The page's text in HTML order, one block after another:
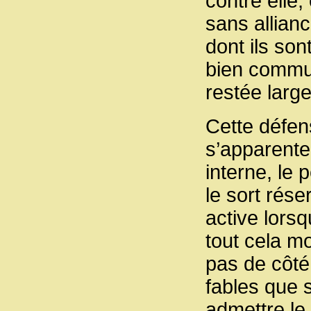
sans
dont ils
bien
restée
Cette
interne, le
le sort
active
tout cela
pas de
fables que